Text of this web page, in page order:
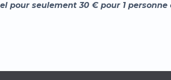
pour seulement 30 € pour 1 personne